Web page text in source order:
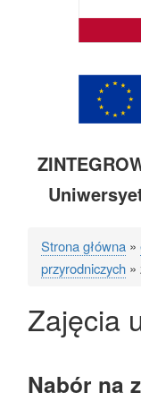
Ścieżka
Strona główna
przyrodniczych
Zajęcia
Nabór na